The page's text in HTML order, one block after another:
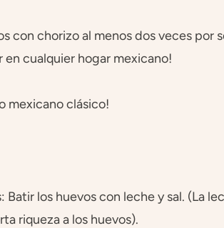
con chorizo al menos dos veces por
cualquier hogar mexicano!
mexicano clásico!
Batir los huevos con leche y sal. (La
riqueza a los huevos).